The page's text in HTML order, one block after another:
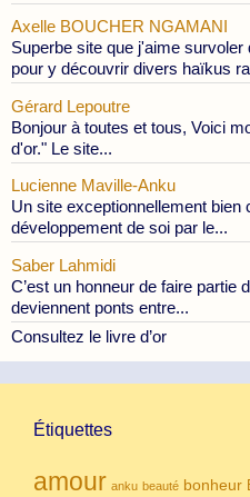
Axelle BOUCHER NGAMANI
Superbe site que j'aime
pour y découvrir divers haïkus
Gérard Lepoutre
Bonjour à toutes et tous, Voici
d'or." Le site...
Lucienne Maville-Anku
Un site exceptionnellement
développement de soi par le...
Saber Lahmidi
C’est un honneur de faire partie
deviennent ponts entre...
Consultez le livre d’or
Étiquettes
amour anku beauté bonheur